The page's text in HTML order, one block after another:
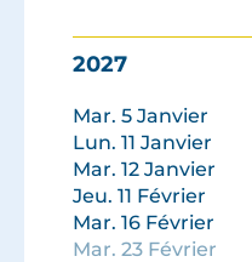
Jeu. 19 Novembre
Mar. 24 Novembre
Lun. 21 Décembre
Jeu. 31 Décembre
2027
Mar. 5 Janvier
Lun. 11 Janvier
Mar. 12 Janvier
Jeu. 11 Février
Mar. 16 Février
Mar. 23 Février